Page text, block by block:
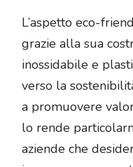
L’aspetto eco-
grazie alla sua
inossidabile e
verso la
a promuovere
lo rende
aziende che